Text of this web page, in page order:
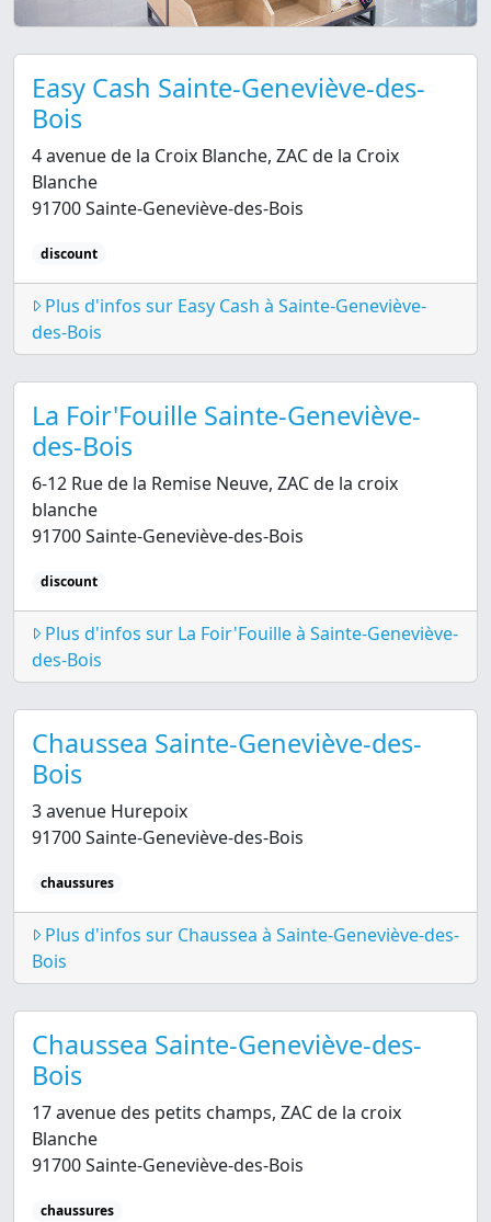
Easy Cash Sainte-Geneviève-des-
Bois
4 avenue de la Croix Blanche, ZAC de la Croix
Blanche
91700 Sainte-Geneviève-des-Bois
discount
Plus d'infos sur Easy Cash à Sainte-Geneviève-
des-Bois
La Foir'Fouille Sainte-Geneviève-
des-Bois
6-12 Rue de la Remise Neuve, ZAC de la croix
blanche
91700 Sainte-Geneviève-des-Bois
discount
Plus d'infos sur La Foir'Fouille à Sainte-Geneviève-
des-Bois
Chaussea Sainte-Geneviève-des-
Bois
3 avenue Hurepoix
91700 Sainte-Geneviève-des-Bois
chaussures
Plus d'infos sur Chaussea à Sainte-Geneviève-des-
Bois
Chaussea Sainte-Geneviève-des-
Bois
17 avenue des petits champs, ZAC de la croix
Blanche
91700 Sainte-Geneviève-des-Bois
chaussures